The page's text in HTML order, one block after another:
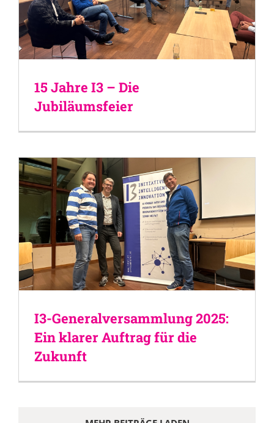
15 Jahre I3 – Die
Jubiläumsfeier
I3-Generalversammlung 2025:
Ein klarer Auftrag für die
Zukunft